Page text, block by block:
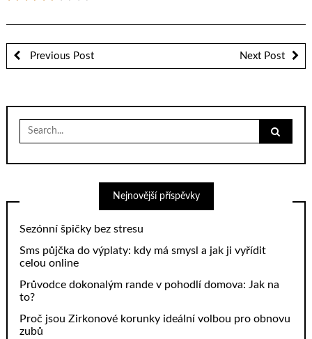
Previous Post Next Post
Search
for:
Nejnovější příspěvky
Sezónní špičky bez stresu
Sms půjčka do výplaty: kdy má smysl a jak ji vyřídit
celou online
Průvodce dokonalým rande v pohodlí domova: Jak na
to?
Proč jsou Zirkonové korunky ideální volbou pro obnovu
zubů